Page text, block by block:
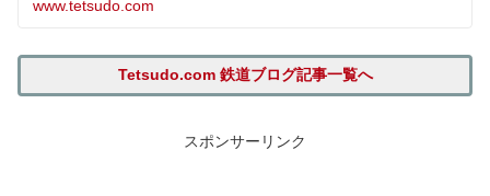
www.tetsudo.com
Tetsudo.com 鉄道ブログ記事一覧へ
スポンサーリンク